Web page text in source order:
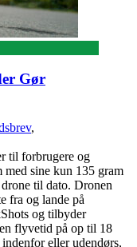
Gør
,
til forbrugere og
sine kun 135 gram
til dato. Dronen
fra og lande på
og tilbyder
flyvetid på op til 18
eller udendørs,